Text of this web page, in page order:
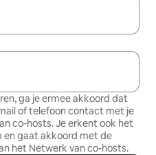
ga je ermee akkoord dat
of telefoon contact met je
co‑hosts. Je erkent ook het
en gaat akkoord met de
het Netwerk van co-hosts.